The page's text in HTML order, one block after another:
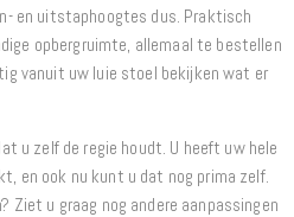
en uitstaphoogtes dus. Praktisch
opbergruimte, allemaal te bestellen
vanuit uw luie stoel bekijken wat er
u zelf de regie houdt. U heeft uw hele
en ook nu kunt u dat nog prima zelf.
Ziet u graag nog andere aanpassingen